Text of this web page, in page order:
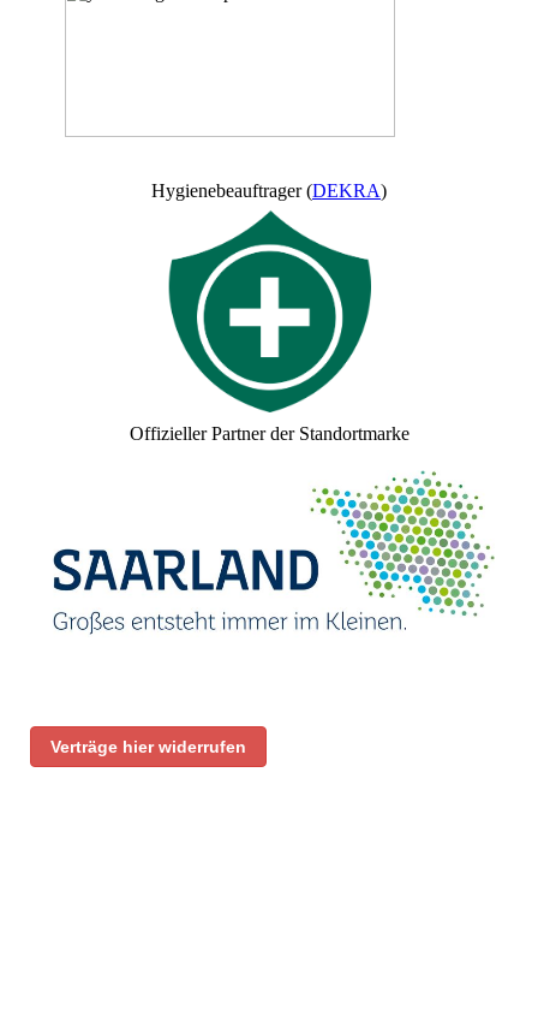
Hygienebeauftrager (DEKRA)
Offizieller Partner der Standortmarke